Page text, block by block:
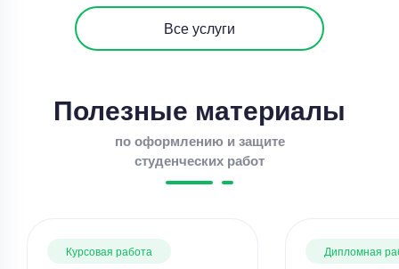
Все услуги
Полезные материалы
по оформлению и защите
студенческих работ
Курсовая работа Дипломная